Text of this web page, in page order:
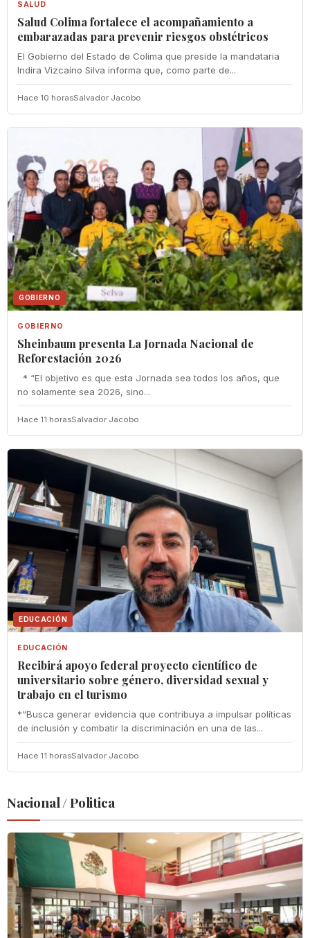
SALUD
Salud Colima fortalece el acompañamiento a
embarazadas para prevenir riesgos obstétricos
El Gobierno del Estado de Colima que preside la mandataria
Indira Vizcaíno Silva informa que, como parte de...
Hace 10 horasSalvador Jacobo
GOBIERNO
GOBIERNO
Sheinbaum presenta La Jornada Nacional de
Reforestación 2026
* “El objetivo es que esta Jornada sea todos los años, que
no solamente sea 2026, sino...
Hace 11 horasSalvador Jacobo
EDUCACIÓN
EDUCACIÓN
Recibirá apoyo federal proyecto científico de
universitario sobre género, diversidad sexual y
trabajo en el turismo
*“Busca generar evidencia que contribuya a impulsar políticas
de inclusión y combatir la discriminación en una de las...
Hace 11 horasSalvador Jacobo
Nacional / Politica